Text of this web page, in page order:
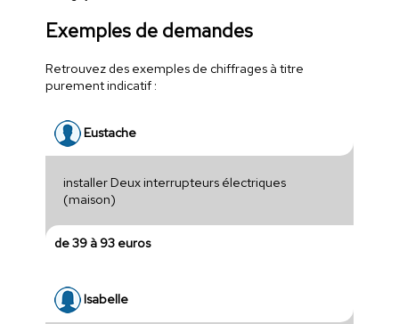
Exemples de demandes
Retrouvez des exemples de chiffrages à titre
purement indicatif :
Eustache
installer Deux interrupteurs électriques
(maison)
de 39 à 93 euros
Isabelle